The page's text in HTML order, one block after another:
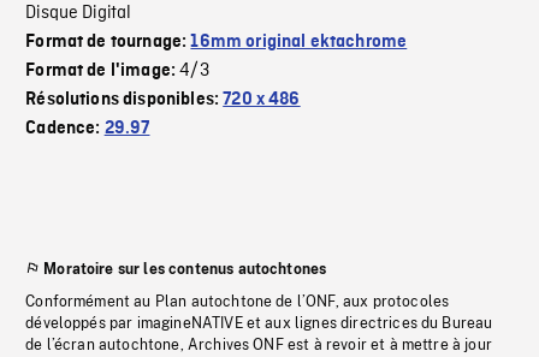
Disque Digital
Format de tournage:16mm original ektachrome
Format de l'image:4/3
Résolutions disponibles:720 x 486
Cadence: 29.97
Moratoire sur les contenus autochtones
Conformément au Plan autochtone de l’ONF, aux protocoles
développés par imagineNATIVE et aux lignes directrices du Bureau
de l’écran autochtone, Archives ONF est à revoir et à mettre à jour